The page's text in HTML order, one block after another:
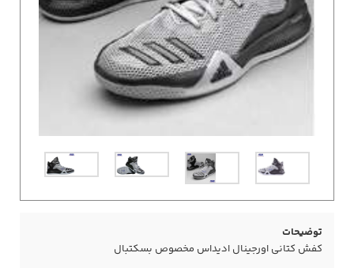
توضیحات
کفش کتانی اورجینال ادیداس مخصوص بسکتبال